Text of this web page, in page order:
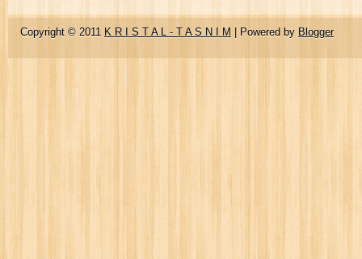
Copyright © 2011 K R I S T A L - T A S N I M | Powered by Blogger